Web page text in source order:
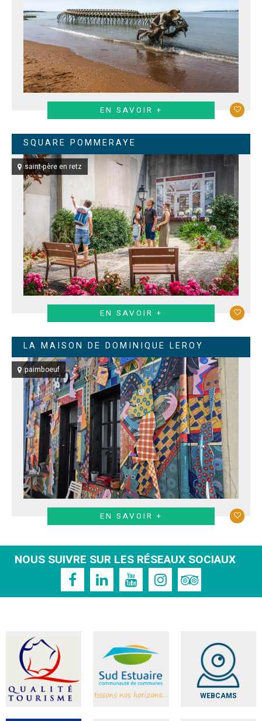
EN SAVOIR +
SQUARE POMMERAYE
saint-père en retz
EN SAVOIR +
LA MAISON DE DOMINIQUE LEROY
paimboeuf
EN SAVOIR +
NOUS SUIVRE SUR LES RÉSEAUX SOCIAUX
WEBCAMS